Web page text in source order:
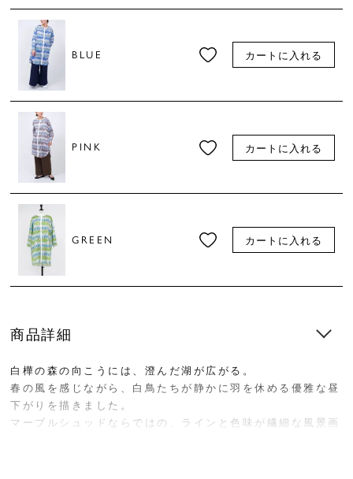
BLUE カートに入れる
PINK カートに入れる
GREEN カートに入れる
商品詳細
白樺の森の向こうには、澄んだ湖が広がる。
春の風を感じながら、白鳥たちが静かに羽を休める優雅な昼
下がりを描きました。
マーブルシュッドならではの、ラインと色味が繊細な風景画